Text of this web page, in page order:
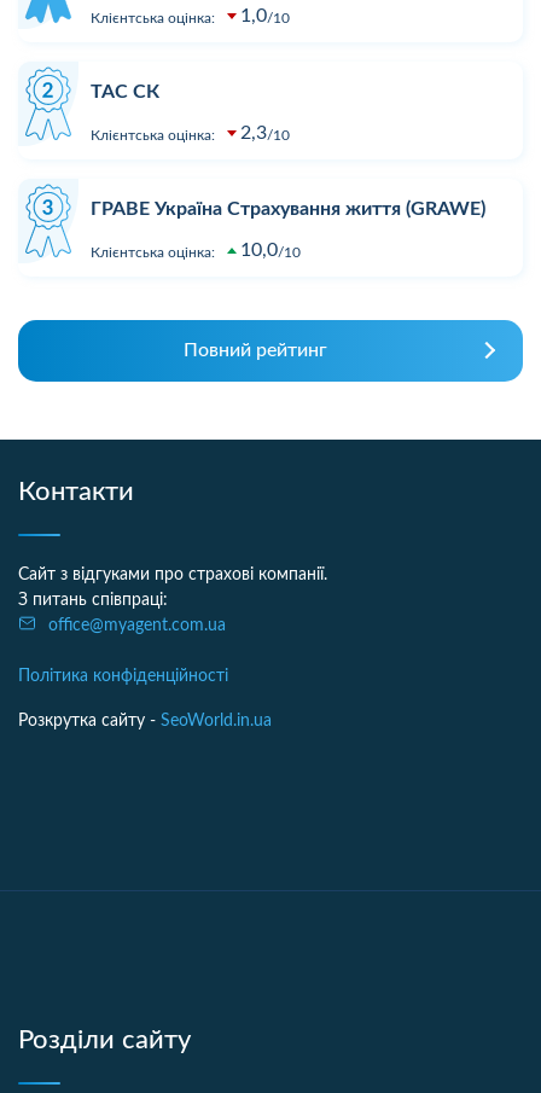
Клієнтська оцінка: 1,0 10
ТАС СК
Клієнтська оцінка: 2,3 10
ГРАВЕ Україна Страхування життя (GRAWE)
Клієнтська оцінка: 10,0 10
Повний рейтинг
Контакти
Сайт з відгуками про страхові компанії.
З питань співпраці:
office@myagent.com.ua
Політика конфіденційності
Розкрутка сайту - SeoWorld.in.ua
Розділи сайту